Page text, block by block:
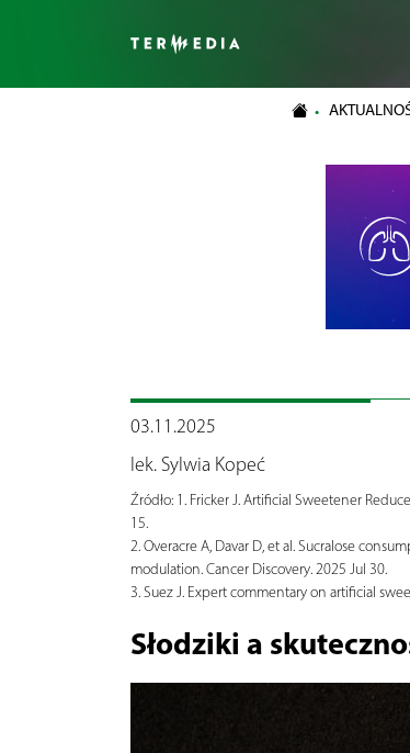
03.11.2025
lek. Sylwia Kopeć
Źródło:1. Fricker J. Artificial Sweetener
15.
2. Overacre A, Davar D, et al. Sucralose
modulation. Cancer Discovery. 2025 Jul 30.
3. Suez J. Expert commentary on artificial
Słodziki a